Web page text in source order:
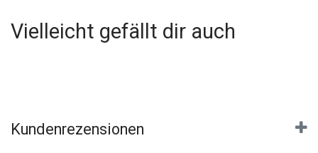
Vielleicht gefällt dir auch
Kundenrezensionen